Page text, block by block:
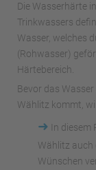
Die Wasserhärte
Trinkwassers
Wasser, welches
(Rohwasser)
Härtebereich.
Bevor das
Wählitz kommt,
➜
In
Wählitz auch
Wünschen